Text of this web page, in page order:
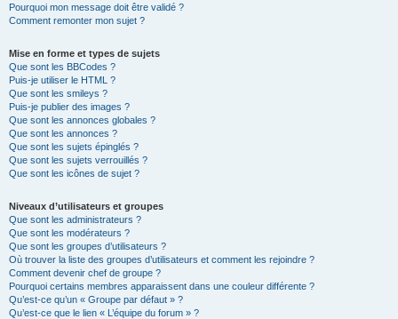
Pourquoi mon message doit être validé ?
Comment remonter mon sujet ?
Mise en forme et types de sujets
Que sont les BBCodes ?
Puis-je utiliser le HTML ?
Que sont les smileys ?
Puis-je publier des images ?
Que sont les annonces globales ?
Que sont les annonces ?
Que sont les sujets épinglés ?
Que sont les sujets verrouillés ?
Que sont les icônes de sujet ?
Niveaux d’utilisateurs et groupes
Que sont les administrateurs ?
Que sont les modérateurs ?
Que sont les groupes d’utilisateurs ?
Où trouver la liste des groupes d’utilisateurs et comment les rejoindre ?
Comment devenir chef de groupe ?
Pourquoi certains membres apparaissent dans une couleur différente ?
Qu’est-ce qu’un « Groupe par défaut » ?
Qu’est-ce que le lien « L’équipe du forum » ?